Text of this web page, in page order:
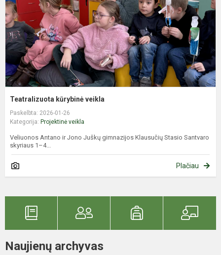
Teatralizuota kūrybinė veikla
Paskelbta: 2026-01-26
Kategorija: Projektinė veikla
Veliuonos Antano ir Jono Juškų gimnazijos Klausučių Stasio Santvaro
skyriaus 1–4...
Plačiau
Naujienų archyvas